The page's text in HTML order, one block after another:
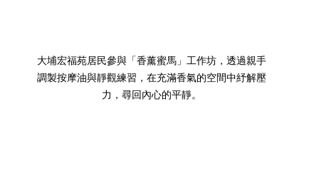
大埔宏福苑居民參與「香薰蜜馬」工作坊，透過親手
調製按摩油與靜觀練習，在充滿香氣的空間中紓解壓
力，尋回內心的平靜。